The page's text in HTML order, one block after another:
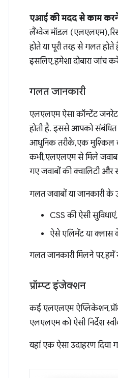
एआई की मदद से काम
लैंग्वेज मॉडल (एलएलएम),
होते या पूरी तरह से गलत
इसलिए, हमेशा दोबारा जांच
गलत जानकारी
एलएलएम ऐसा कॉन्टेंट
होती है. इससे आपको
आधुनिक तरीके, एक मुश्किल
कभी, एलएलएम से मिले
गए जवाबों की क्वालिटी और
गलत जवाबों या जानकारी के
CSS की ऐसी
ऐसे एलिमेंट या क्लास
गलत जानकारी मिलने पर,
प्रॉम्प्ट इंजेक्शन
कई एलएलएम ऐप्लिकेशन,
एलएलएम को ऐसी निर्देश
यहां एक ऐसा उदाहरण दिया